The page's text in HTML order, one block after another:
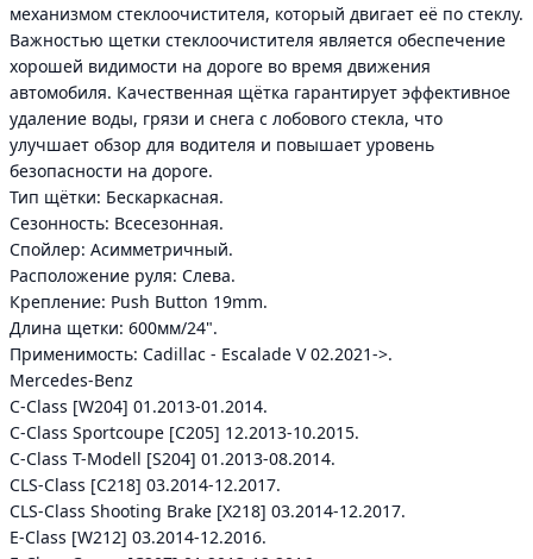
механизмом стеклоочистителя, который двигает её по стеклу.
Важностью щетки стеклоочистителя является обеспечение
хорошей видимости на дороге во время движения
автомобиля. Качественная щётка гарантирует эффективное
удаление воды, грязи и снега с лобового стекла, что
улучшает обзор для водителя и повышает уровень
безопасности на дороге.
Тип щётки: Бескаркасная.
Сезонность: Всесезонная.
Спойлер: Асимметричный.
Расположение руля: Слева.
Крепление: Push Button 19mm.
Длина щетки: 600мм/24".
Применимость: Cadillac - Escalade V 02.2021->.
Mercedes-Benz
C-Class [W204] 01.2013-01.2014.
C-Class Sportcoupe [C205] 12.2013-10.2015.
C-Class T-Modell [S204] 01.2013-08.2014.
CLS-Class [C218] 03.2014-12.2017.
CLS-Class Shooting Brake [X218] 03.2014-12.2017.
E-Class [W212] 03.2014-12.2016.